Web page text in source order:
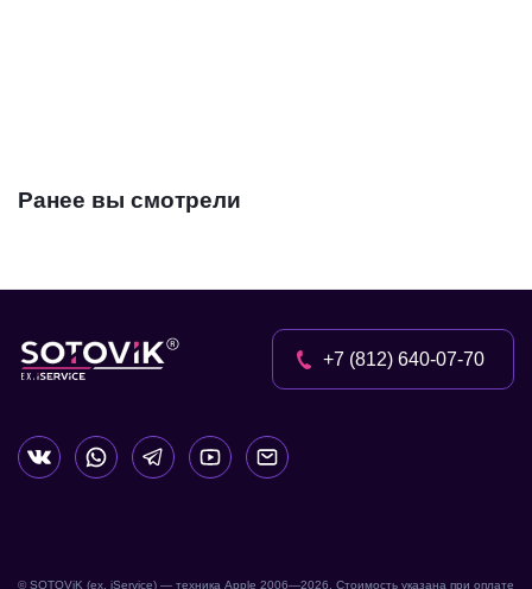
Ранее вы смотрели
+7 (812) 640-07-70
© SOTOViK (ex. iService) — техника Apple 2006—2026. Стоимость указана при оплате